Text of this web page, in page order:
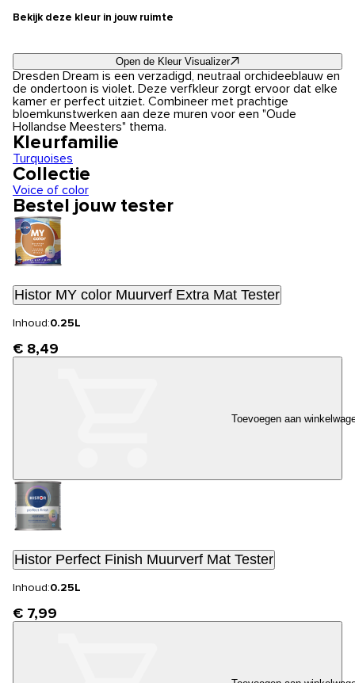
Bekijk deze kleur in jouw ruimte
Open de Kleur Visualizer
Dresden Dream is een verzadigd, neutraal orchideeblauw en
de ondertoon is violet. Deze verfkleur zorgt ervoor dat elke
kamer er perfect uitziet. Combineer met prachtige
bloemkunstwerken aan deze muren voor een "Oude
Hollandse Meesters" thema.
Kleurfamilie
Turquoises
Collectie
Voice of color
Bestel jouw tester
Histor MY color Muurverf Extra Mat Tester
Inhoud:0.25L
€ 8,49
Toevoegen aan
Histor Perfect Finish Muurverf Mat Tester
Inhoud:0.25L
€ 7,99